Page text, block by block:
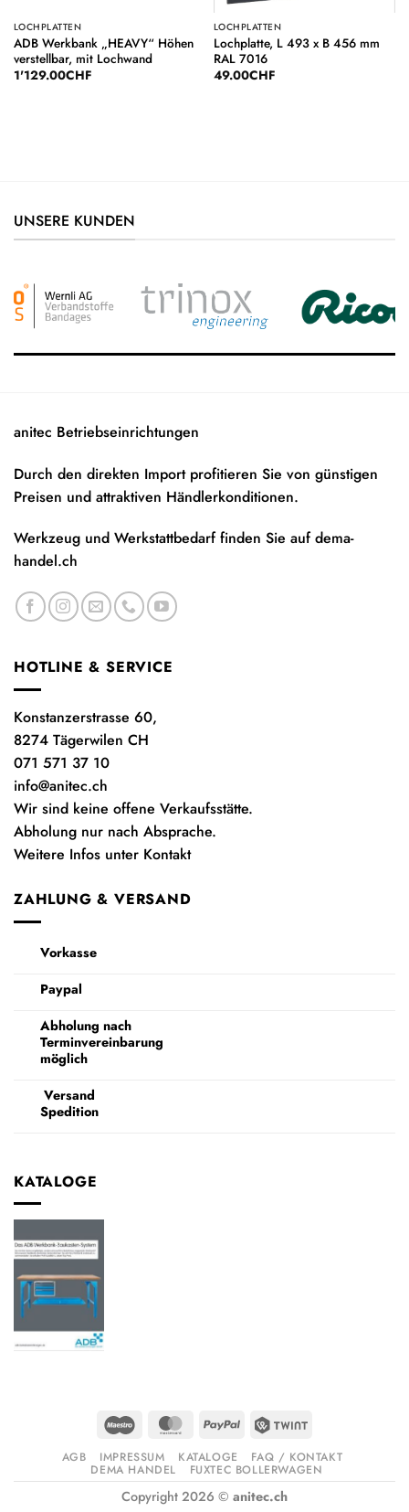
LOCHPLATTEN
ADB Werkbank „HEAVY“ Höhen
verstellbar, mit Lochwand
1'129.00CHF
LOCHPLATTEN
Lochplatte, L 493 x B 456 mm
RAL 7016
49.00CHF
UNSERE KUNDEN
anitec Betriebseinrichtungen
Durch den direkten Import profitieren Sie von günstigen
Preisen und attraktiven Händlerkonditionen.
Werkzeug und Werkstattbedarf finden Sie aufdema-
handel.ch
HOTLINE & SERVICE
Konstanzerstrasse 60,
8274 Tägerwilen CH
071 571 37 10
info@anitec.ch
Wir sind keine offene Verkaufsstätte.
Abholung nur nach Absprache.
Weitere Infos unter Kontakt
ZAHLUNG & VERSAND
Vorkasse
Paypal
Abholung nach
Terminvereinbarung
möglich
Versand
Spedition
KATALOGE
Maestro MasterCardPayPal Twint
AGB IMPRESSUM KATALOGE FAQ / KONTAKT
DEMA HANDEL FUXTEC BOLLERWAGEN
Copyright 2026 © anitec.ch